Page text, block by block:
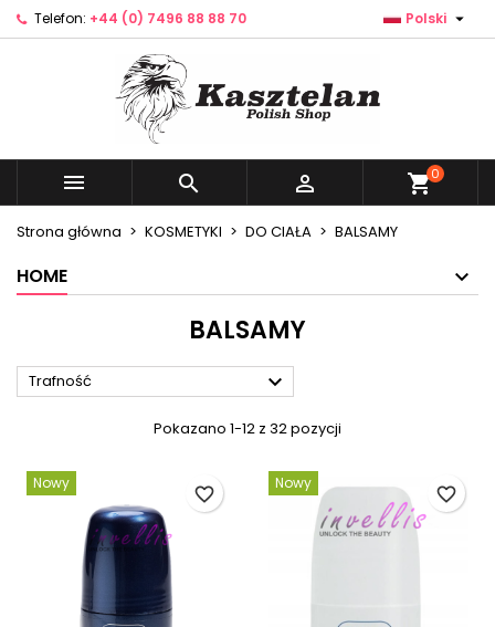
Telefon: +44 (0) 7496 88 88 70 Polski 
   shopping_cart0
Strona główna KOSMETYKI DO CIAŁA BALSAMY
HOME
BALSAMY
Trafność 
Pokazano 1-12 z 32 pozycji
Nowy
favorite_border
Nowy
favorite_border
Dodaj do listy życzeń ×
Utwórz nową listę
((modalTitle)) ×
((confirmMessage))
((modalDeleteText))
Utwórz listę życzeń ×
Nazwa listy życzeń
Zaloguj się ×
Musisz być zalogowany by zapisać produkty na
swojej liście życzeń.
Anuluj Zaloguj się